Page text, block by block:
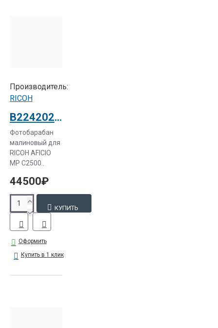
Производитель:
RICOH
B2242027 Фотобарабан малиновый для RICOH AFICIO MP C2500 (B2232043)
Фотобарабан
малиновый для
RICOH AFICIO
MP C2500..
44500₽
КУПИТЬ
Оформить
Купить в 1 клик